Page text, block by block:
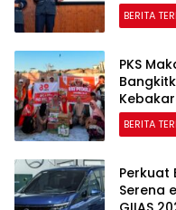
BERITA
PKS
BERITA
Perkuat
Serena